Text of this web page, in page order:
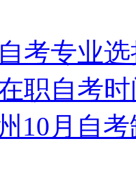
考专业
职自考
10月自